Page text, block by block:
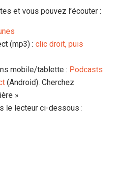
et vous pouvez l’écouter :
(mp3) : clic droit, puis
mobile/tablette : Podcasts
(Android). Cherchez
»
le lecteur ci-dessous :